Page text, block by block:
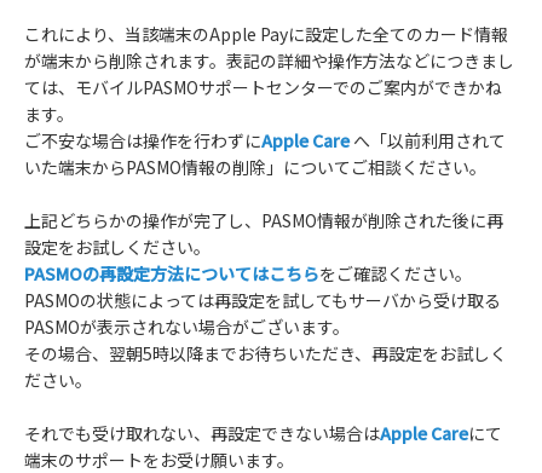
これにより、当該端末のApple Payに設定した全てのカード情報
が端末から削除されます。表記の詳細や操作方法などにつきまし
ては、モバイルPASMOサポートセンターでのご案内ができかね
ます。
ご不安な場合は操作を行わずにApple Careへ「以前利用されて
いた端末からPASMO情報の削除」についてご相談ください。
上記どちらかの操作が完了し、PASMO情報が削除された後に再
設定をお試しください。
PASMOの再設定方法についてはこちらをご確認ください。
PASMOの状態によっては再設定を試してもサーバから受け取る
PASMOが表示されない場合がございます。
その場合、翌朝5時以降までお待ちいただき、再設定をお試しく
ださい。
それでも受け取れない、再設定できない場合はApple Careにて
端末のサポートをお受け願います。